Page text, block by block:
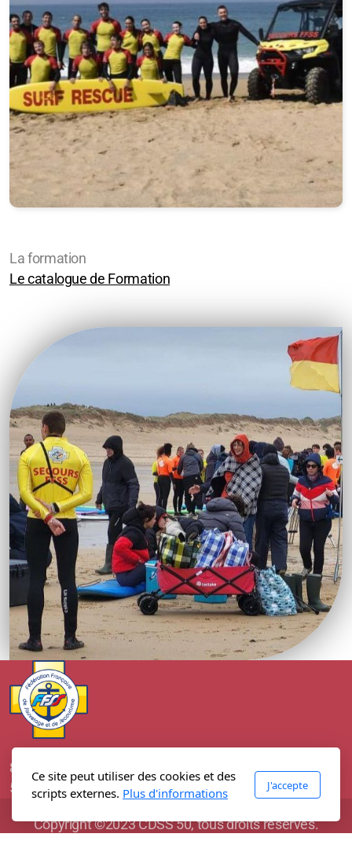
La formation
Le catalogue de Formation
88, Boulevard Maritime
50110 Cherbourg en Cotentin
Copyright ©2023 CDSS 50, tous droits réservés.
Ce site peut utiliser des cookies et des
scripts externes. Plus d'informations
J'accepte